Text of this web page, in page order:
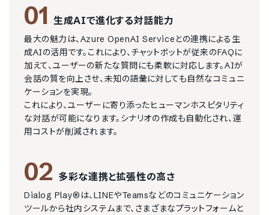
01 生成AIで進化する対話能力
最大の魅力は、Azure OpenAI Serviceとの連携による生
成AIの活用です。これにより、チャットボットが従来のFAQに
加えて、ユーザーの新たな質問にも柔軟に対応します。AIが
会話の質を向上させ、未知の語彙に対しても自然なコミュニ
ケーションを実現。
これにより、ユーザーに寄り添ったヒューマンホスピタリティ
な対話が可能になります。シナリオの作成も自動化され、運
用コストが削減されます。
02 多彩な連携と拡張性の高さ
Dialog Play®は、LINEやTeamsなどのコミュニケーション
ツールから社内システムまで、さまざまなプラットフォームと